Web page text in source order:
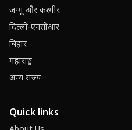
जम्मू और कश्मीर
दिल्ली-एनसीआर
बिहार
महाराष्ट्र
अन्य राज्य
Quick links